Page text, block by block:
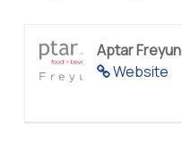
Website
Aptar